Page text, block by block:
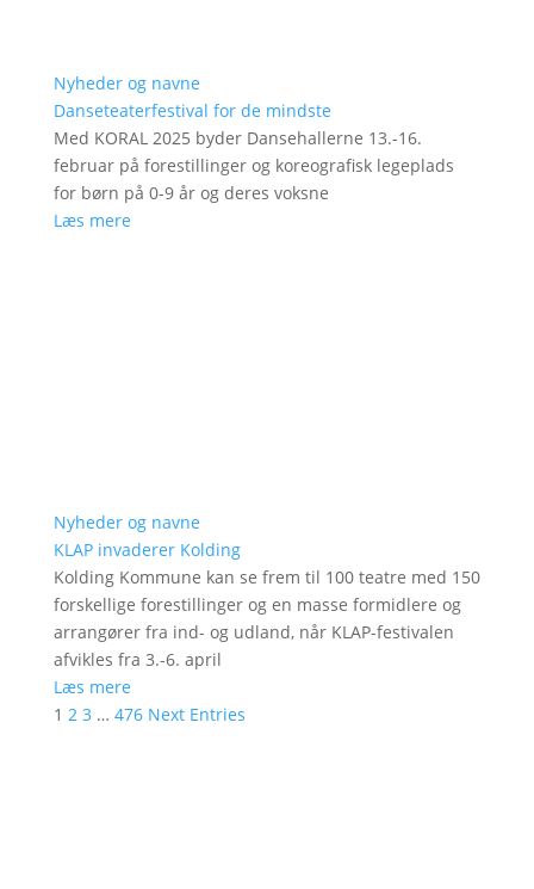
Nyheder og navne
Danseteaterfestival for de mindste
Med KORAL 2025 byder Dansehallerne 13.-16.
februar på forestillinger og koreografisk legeplads
for børn på 0-9 år og deres voksne
Læs mere
Nyheder og navne
KLAP invaderer Kolding
Kolding Kommune kan se frem til 100 teatre med 150
forskellige forestillinger og en masse formidlere og
arrangører fra ind- og udland, når KLAP-festivalen
afvikles fra 3.-6. april
Læs mere
1 2 3 … 476 Next Entries